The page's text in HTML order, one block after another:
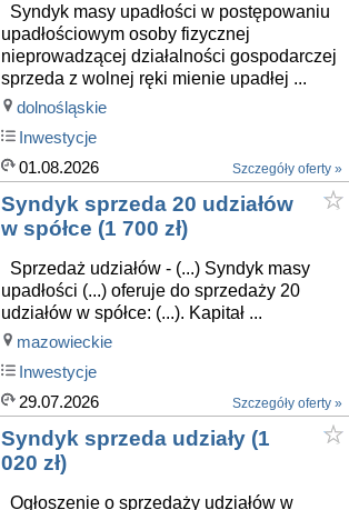
Syndyk masy upadłości w postępowaniu
upadłościowym osoby fizycznej
nieprowadzącej działalności gospodarczej
sprzeda z wolnej ręki mienie upadłej ...
dolnośląskie
Inwestycje
01.08.2026
Szczegóły oferty »
Syndyk sprzeda 20 udziałów
w spółce (1 700 zł)
Sprzedaż udziałów - (...) Syndyk masy
upadłości (...) oferuje do sprzedaży 20
udziałów w spółce: (...). Kapitał ...
mazowieckie
Inwestycje
29.07.2026
Szczegóły oferty »
Syndyk sprzeda udziały (1
020 zł)
Ogłoszenie o sprzedaży udziałów w